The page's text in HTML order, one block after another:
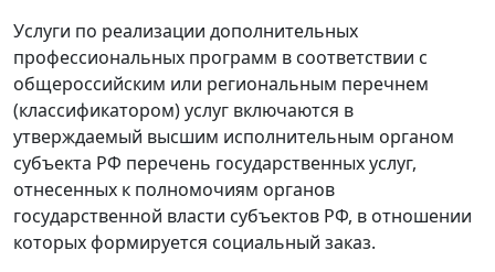
Услуги по реализации дополнительных
профессиональных программ в соответствии с
общероссийским или региональным перечнем
(классификатором) услуг включаются в
утверждаемый высшим исполнительным органом
субъекта РФ перечень государственных услуг,
отнесенных к полномочиям органов
государственной власти субъектов РФ, в отношении
которых формируется социальный заказ.